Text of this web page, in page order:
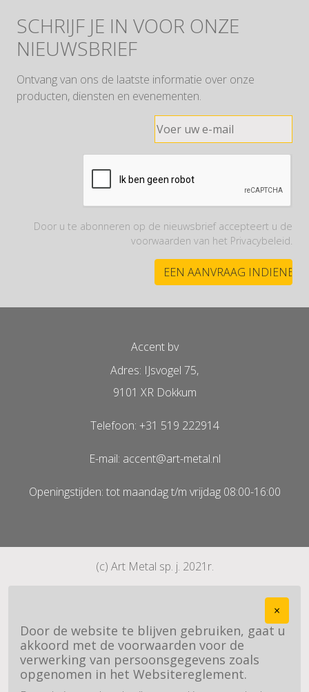
SCHRIJF JE IN VOOR ONZE
NIEUWSBRIEF
Ontvang van ons de laatste informatie over onze
producten, diensten en evenementen.
Door u te abonneren op de nieuwsbrief accepteert u de
voorwaarden van het Privacybeleid.
Accent bv
Adres: IJsvogel 75,
9101 XR Dokkum
Telefoon: +31 519 222914
E-mail: accent@art-metal.nl
Openingstijden: tot maandag t/m vrijdag 08:00-16:00
(c) Art Metal sp. j. 2021r.
×
Door de website te blijven gebruiken, gaat u
akkoord met de voorwaarden voor de
verwerking van persoonsgegevens zoals
opgenomen in het Websitereglement.